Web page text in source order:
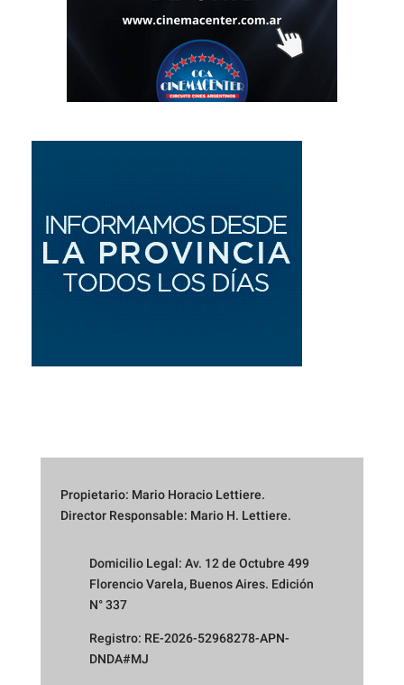
Propietario: Mario Horacio Lettiere.
Director Responsable: Mario H. Lettiere.
Domicilio Legal: Av. 12 de Octubre 499
Florencio Varela, Buenos Aires. Edición
N° 337
Registro: RE-2026-52968278-APN-
DNDA#MJ